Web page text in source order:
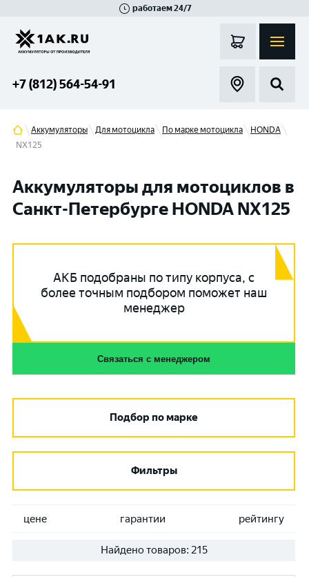
работаем 24/7
+7 (812) 564-54-91
Аккумуляторы Для мотоцикла По марке мотоцикла
HONDA
NX125
Аккумуляторы для мотоциклов в
Санкт-Петербурге HONDA NX125
АКБ подобраны по типу корпуса, с
более точным подбором поможет наш
менеджер
Связаться с менеджером
Подбор по марке
Фильтры
цене гарантии рейтингу
Найдено товаров: 215
Гатчина